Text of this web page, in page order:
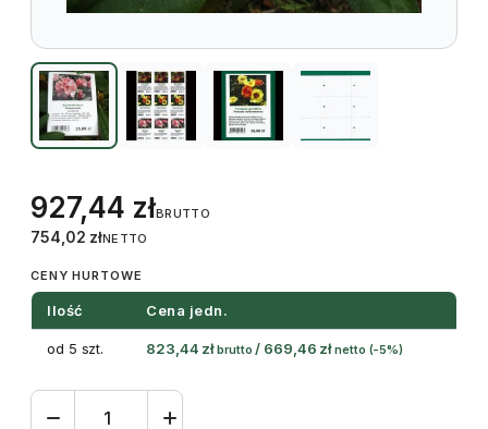
927,44 złBRUTTO
754,02 złNETTO
CENY HURTOWE
Ilość Cena jedn.
od 5 szt. 823,44 zł brutto / 669,46 zł netto (-5%)
ilość